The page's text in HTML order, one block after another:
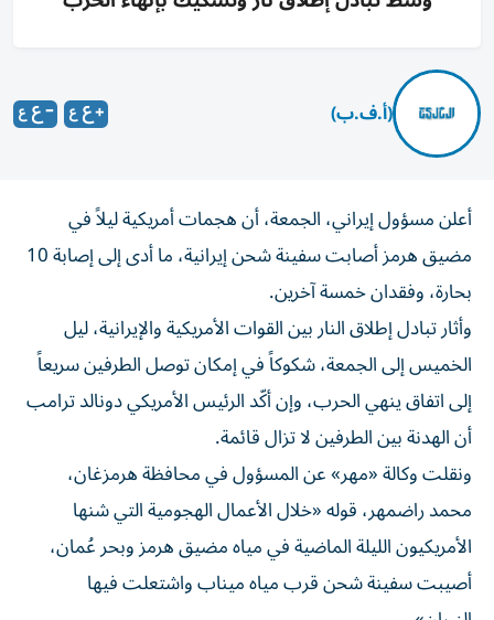
(أ.ف.ب)
أعلن مسؤول إيراني، الجمعة، أن هجمات أمريكية ليلاً في
مضيق هرمز أصابت سفينة شحن إيرانية، ما أدى إلى إصابة 10
بحارة، وفقدان خمسة آخرين.
وأثار تبادل إطلاق النار بين القوات الأمريكية والإيرانية، ليل
الخميس إلى الجمعة، شكوكاً في إمكان توصل الطرفين سريعاً
إلى اتفاق ينهي الحرب، وإن أكّد الرئيس الأمريكي دونالد ترامب
أن الهدنة بين الطرفين لا تزال قائمة.
ونقلت وكالة «مهر» عن المسؤول في محافظة هرمزغان،
محمد راضمهر، قوله «خلال الأعمال الهجومية التي شنها
الأمريكيون الليلة الماضية في مياه مضيق هرمز وبحر عُمان،
أصيبت سفينة شحن قرب مياه ميناب واشتعلت فيها